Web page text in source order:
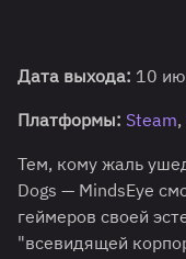
Дата выхода: 10
Платформы: Steam,
Тем, кому жаль
Dogs — MindsEye
геймеров своей
"всевидящей